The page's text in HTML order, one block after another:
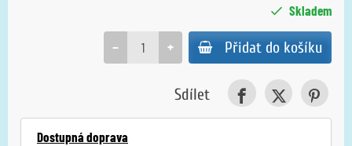
Skladem
+
− Přidat do košíku
Sdílet
Dostupná doprava